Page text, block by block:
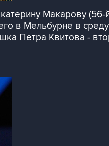
Макарову (56-
в Мельбурне в
Петра Квитова -